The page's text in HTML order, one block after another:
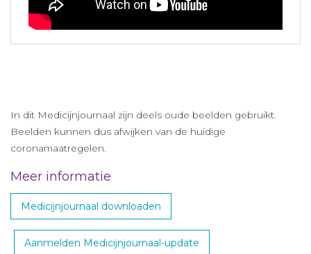
In dit Medicijnjournaal zijn deels oude beelden gebruikt.
Beelden kunnen dus afwijken van de huidige
coronamaatregelen.
Meer informatie
Medicijnjournaal downloaden
Aanmelden Medicijnjournaal-update